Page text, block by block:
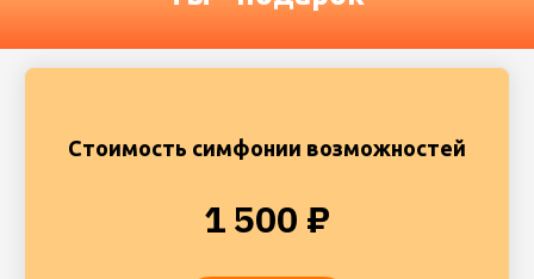
Стоимость симфонии возможностей
1 500 ₽